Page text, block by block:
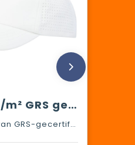
Mica 110 g/m² GRS gerecyclede cool fit cap met 6 panelen
Miccrovezel van GRS-gecertificeerd gerecycled polyester, 110 g/m2